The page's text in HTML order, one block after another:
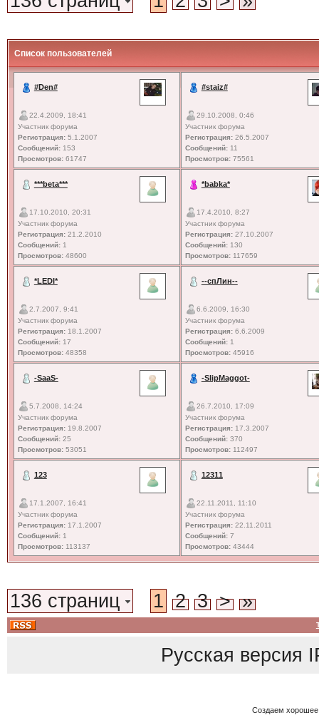
Список пользователей
#Den#
22.4.2009, 18:41
Участник форума
Регистрация:5.1.2007
Сообщений:153
Просмотров:61747
#staiz#
29.10.2008, 0:46
Участник форума
Регистрация:26.5.2007
Сообщений:11
Просмотров:75561
***beta***
17.10.2010, 20:31
Участник форума
Регистрация:21.2.2010
Сообщений:1
Просмотров:48600
*babka*
17.4.2010, 8:27
Участник форума
Регистрация:27.10.2007
Сообщений:130
Просмотров:117659
*LEDI*
2.7.2007, 9:41
Участник форума
Регистрация:18.1.2007
Сообщений:17
Просмотров:48358
--спЛин--
6.6.2009, 16:30
Участник форума
Регистрация:6.6.2009
Сообщений:1
Просмотров:45916
-SaaS-
5.7.2008, 14:24
Участник форума
Регистрация:19.8.2007
Сообщений:25
Просмотров:53051
-SlipMaggot-
26.7.2010, 17:09
Участник форума
Регистрация:17.3.2007
Сообщений:370
Просмотров:112497
123
17.1.2007, 16:41
Участник форума
Регистрация:17.1.2007
Сообщений:1
Просмотров:113137
12311
22.11.2011, 11:10
Участник форума
Регистрация:22.11.2011
Сообщений:7
Просмотров:43444
136 страниц 1 2 3 > »
Русская версия
Создаем